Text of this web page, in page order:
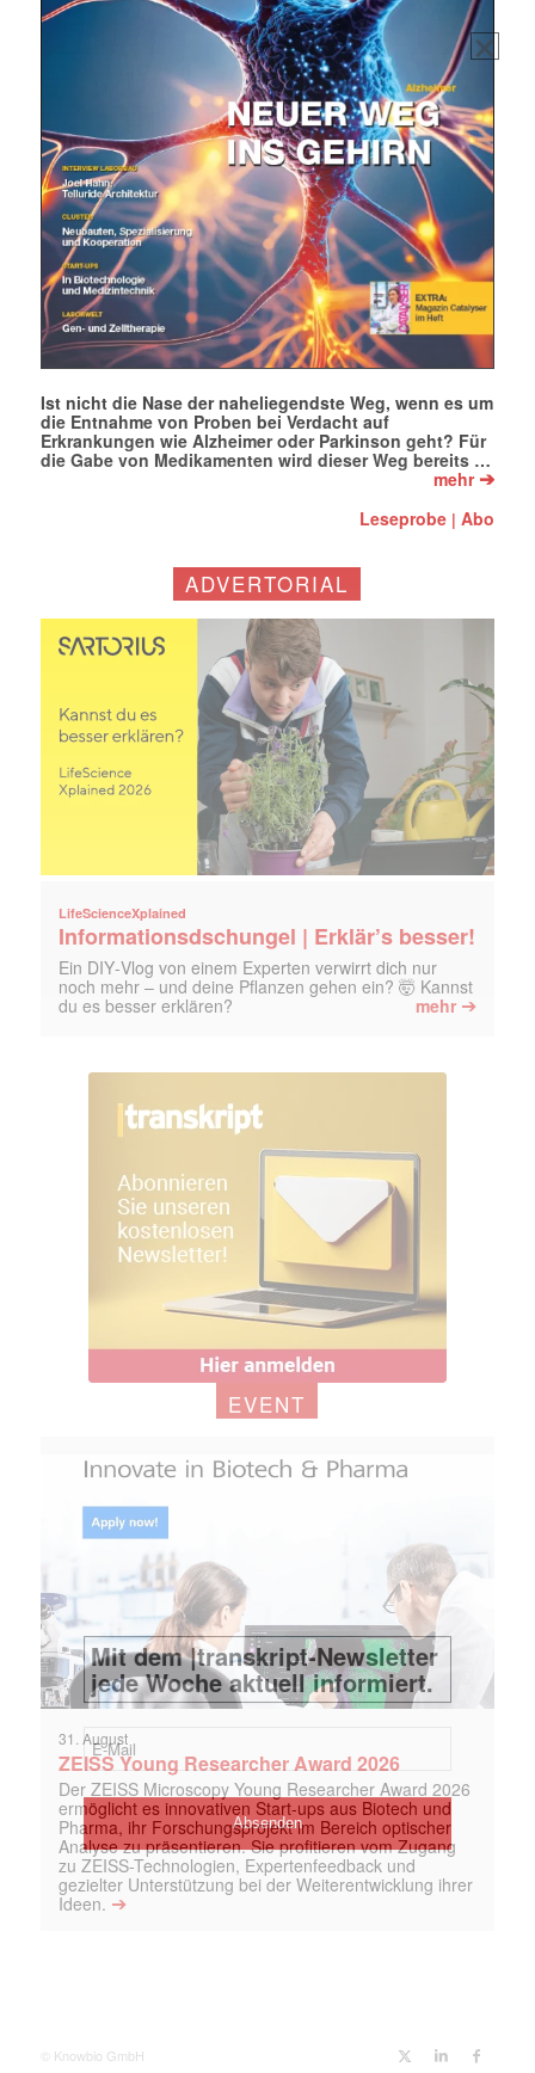
Mit dem |transkript-Newsletter
jede Woche aktuell informiert.
E-
Mail
(erforderlich)
Ist nicht die Nase der naheliegendste Weg, wenn es um
die Entnahme von Proben bei Verdacht auf
Erkrankungen wie Alzheimer oder Parkinson geht? Für
die Gabe von Medikamenten wird dieser Weg bereits …
mehr➔
Leseprobe |Abo
ADVERTORIAL
LifeScienceXplained
Informationsdschungel | Erklär’s besser!
Ein DIY‑Vlog von einem Experten verwirrt dich nur
noch mehr – und deine Pflanzen gehen ein? 🤯 Kannst
du es besser erklären?
mehr ➔
EVENT
31. August
ZEISS Young Researcher Award 2026
Der ZEISS Microscopy Young Researcher Award 2026
ermöglicht es innovativen Start-ups aus Biotech und
Pharma, ihr Forschungsprojekt im Bereich optischer
Analyse zu präsentieren. Sie profitieren vom Zugang
zu ZEISS-Technologien, Expertenfeedback und
gezielter Unterstützung bei der Weiterentwicklung ihrer
Ideen. ➔
© Knowbio GmbH